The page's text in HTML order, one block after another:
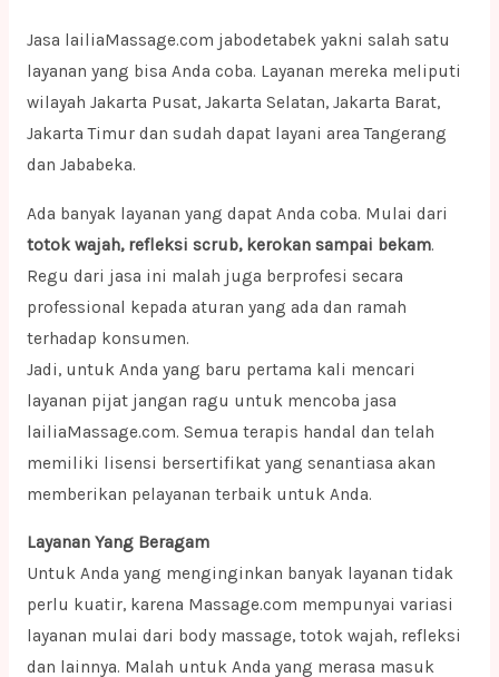
Jasa lailiaMassage.com jabodetabek yakni salah satu
layanan yang bisa Anda coba. Layanan mereka meliputi
wilayah Jakarta Pusat, Jakarta Selatan, Jakarta Barat,
Jakarta Timur dan sudah dapat layani area Tangerang
dan Jababeka.
Ada banyak layanan yang dapat Anda coba. Mulai dari
totok wajah, refleksi scrub, kerokan sampai bekam.
Regu dari jasa ini malah juga berprofesi secara
professional kepada aturan yang ada dan ramah
terhadap konsumen.
Jadi, untuk Anda yang baru pertama kali mencari
layanan pijat jangan ragu untuk mencoba jasa
lailiaMassage.com. Semua terapis handal dan telah
memiliki lisensi bersertifikat yang senantiasa akan
memberikan pelayanan terbaik untuk Anda.
Layanan Yang Beragam
Untuk Anda yang menginginkan banyak layanan tidak
perlu kuatir, karena Massage.com mempunyai variasi
layanan mulai dari body massage, totok wajah, refleksi
dan lainnya. Malah untuk Anda yang merasa masuk